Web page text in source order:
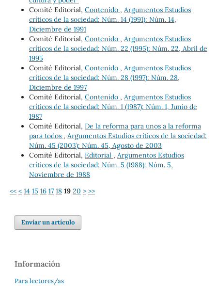
Comité Editorial, Contenido , Argumentos Estudios
críticos de la sociedad: Núm. 14 (1991): Núm. 14,
Diciembre de 1991
Comité Editorial, Contenido , Argumentos Estudios
críticos de la sociedad: Núm. 22 (1995): Núm. 22, Abril de
1995
Comité Editorial, Contenido , Argumentos Estudios
críticos de la sociedad: Núm. 28 (1997): Núm. 28,
Diciembre de 1997
Comité Editorial, Contenido , Argumentos Estudios
críticos de la sociedad: Núm. 1 (1987): Núm. 1, Junio de
1987
Comité Editorial, De la reforma para unos a la reforma
para todos , Argumentos Estudios críticos de la sociedad:
Núm. 45 (2003): Núm. 45, Agosto de 2003
Comité Editorial, Editorial , Argumentos Estudios
críticos de la sociedad: Núm. 5 (1988): Núm. 5,
Noviembre de 1988
<< < 14 15 16 17 18 19 20 > >>
Enviar un artículo
Información
Para lectores/as